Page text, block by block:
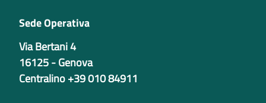
Sede Operativa
Via Bertani 4
16125 - Genova
Centralino +39 010 84911